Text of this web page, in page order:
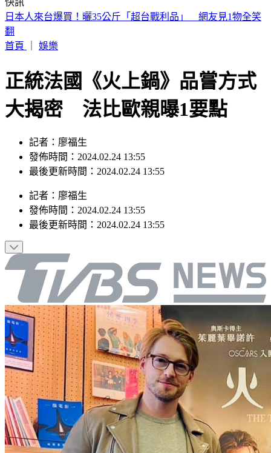
快訊
白海豚颱風「紮實雨帶」又來了！鄭明典急籲：晚上別出門
首頁
正統法國《火上鍋》品嘗方式
大揭密 法比歐親曝1要點
發佈時間：2024.02.24 13:55
最後更新時間：2024.02.24 13:55
發佈時間：2024.02.24 13:55
最後更新時間：2024.02.24 13:55